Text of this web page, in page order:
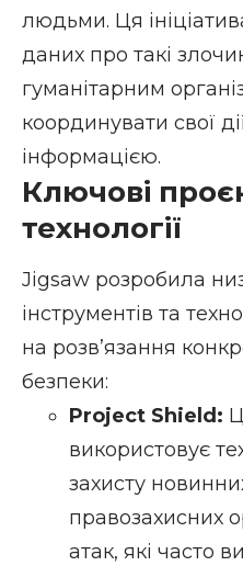
людьми. Ця
даних про такі
гуманітарним
координувати свої
інформацією.
Ключові
технології
Jigsaw розробила
інструментів та
на розв’язання
безпеки:
Project Shield:
використовує
захисту
правозахисних
атак, які часто